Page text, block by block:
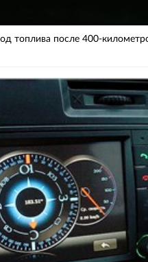
топлива после 400-